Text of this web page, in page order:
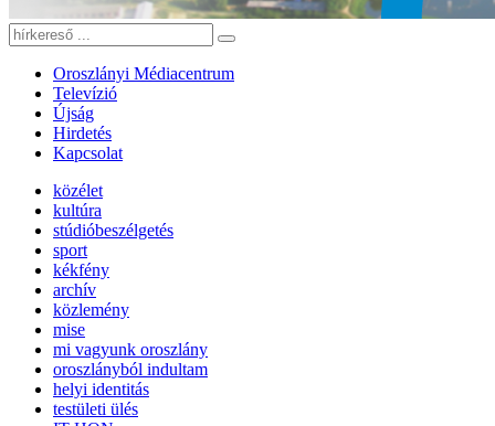
Oroszlányi Médiacentrum
Televízió
Újság
Hirdetés
Kapcsolat
közélet
kultúra
stúdióbeszélgetés
sport
kékfény
archív
közlemény
mise
mi vagyunk oroszlány
oroszlányból indultam
helyi identitás
testületi ülés